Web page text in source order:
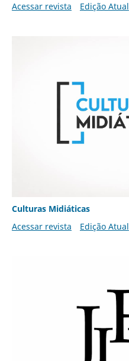
Acessar revista
Edição Atual
Culturas Midiáticas
Acessar revista
Edição Atual